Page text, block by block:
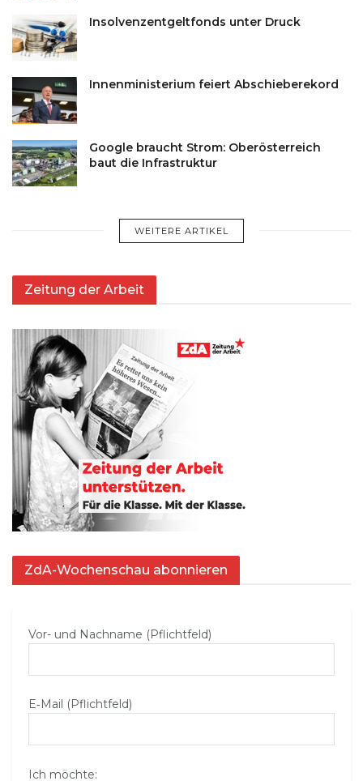
Insolvenzentgeltfonds unter Druck
Innenministerium feiert Abschieberekord
Google braucht Strom: Oberösterreich
baut die Infrastruktur
WEITERE ARTIKEL
Zeitung der Arbeit
ZdA-Wochenschau abonnieren
Vor- und Nachname (Pflichtfeld)
E‑Mail (Pflichtfeld)
Ich möchte: